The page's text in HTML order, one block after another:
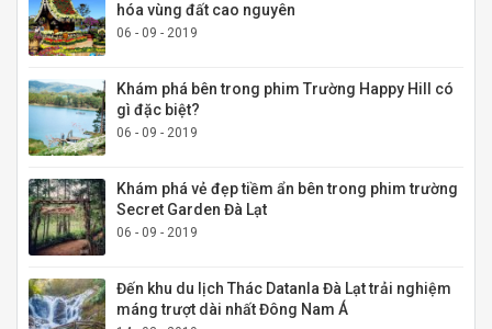
hóa vùng đất cao nguyên
06 - 09 - 2019
Khám phá bên trong phim Trường Happy Hill có
gì đặc biệt?
06 - 09 - 2019
Khám phá vẻ đẹp tiềm ẩn bên trong phim trường
Secret Garden Đà Lạt
06 - 09 - 2019
Đến khu du lịch Thác Datanla Đà Lạt trải nghiệm
máng trượt dài nhất Đông Nam Á